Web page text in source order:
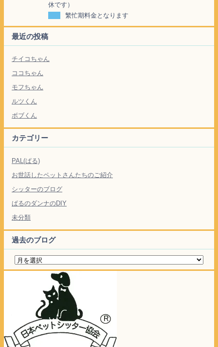
休です）
繁忙期料金となります
最近の投稿
チイコちゃん
ココちゃん
モフちゃん
ルツくん
ボブくん
カテゴリー
PAL(ぱる)
お世話したペットさんたちのご紹介
シッターのブログ
ぱるのダンナのDIY
未分類
過去のブログ